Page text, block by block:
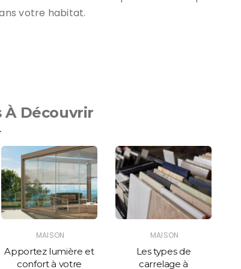
votre habitat.
Découvrir
MAISON
Apportez lumière et
confort à votre
MAISON
Les types de
carrelage à